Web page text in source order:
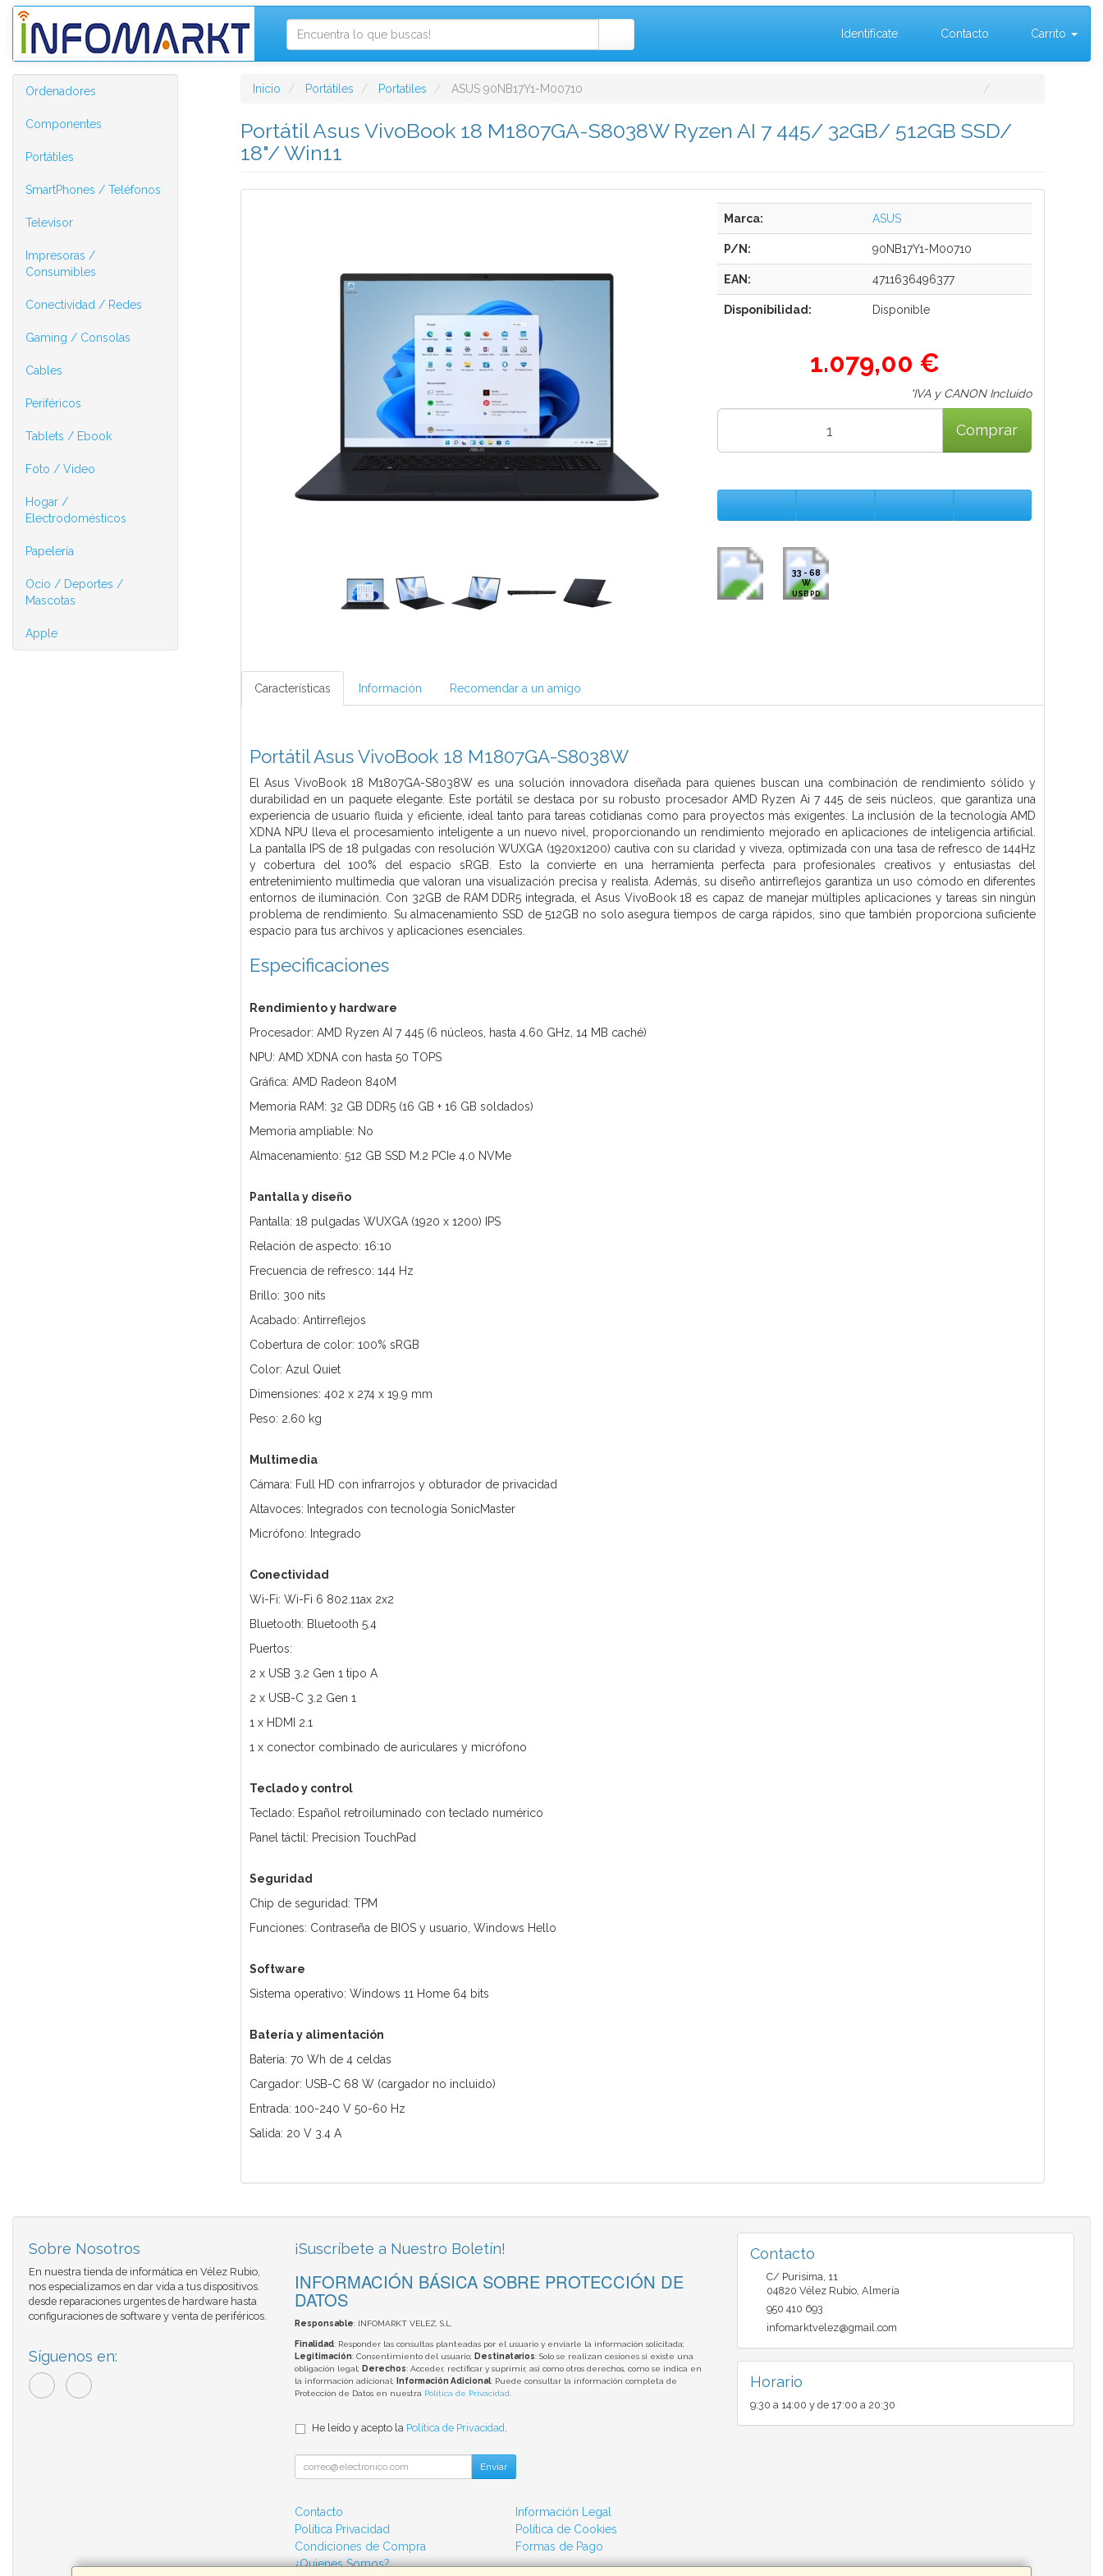
Identifícate Contacto Carrito
Ordenadores
Componentes
Portátiles
SmartPhones / Teléfonos
Televisor
Impresoras /
Consumibles
Conectividad / Redes
Gaming / Consolas
Cables
Periféricos
Tablets / Ebook
Foto / Video
Hogar /
Electrodomésticos
Papelería
Ocio / Deportes /
Mascotas
Apple
Inicio Portátiles Portatiles ASUS 90NB17Y1-M00710
Portátil Asus VivoBook 18 M1807GA-S8038W Ryzen AI 7 445/ 32GB/ 512GB SSD/
18"/ Win11
Marca: ASUS
P/N: 90NB17Y1-M00710
EAN: 4711636496377
Disponibilidad: Disponible
1.079,00 €
*IVA y CANON Incluido
Comprar
33 - 68
W
USB PD
Características Información Recomendar a un amigo
Portátil Asus VivoBook 18 M1807GA-S8038W
El Asus VivoBook 18 M1807GA-S8038W es una solución innovadora diseñada para quienes buscan una combinación de rendimiento sólido y
durabilidad en un paquete elegante. Este portátil se destaca por su robusto procesador AMD Ryzen Ai 7 445 de seis núcleos, que garantiza una
experiencia de usuario fluida y eficiente, ideal tanto para tareas cotidianas como para proyectos más exigentes. La inclusión de la tecnología AMD
XDNA NPU lleva el procesamiento inteligente a un nuevo nivel, proporcionando un rendimiento mejorado en aplicaciones de inteligencia artificial.
La pantalla IPS de 18 pulgadas con resolución WUXGA (1920x1200) cautiva con su claridad y viveza, optimizada con una tasa de refresco de 144Hz
y cobertura del 100% del espacio sRGB. Esto la convierte en una herramienta perfecta para profesionales creativos y entusiastas del
entretenimiento multimedia que valoran una visualización precisa y realista. Además, su diseño antirreflejos garantiza un uso cómodo en diferentes
entornos de iluminación. Con 32GB de RAM DDR5 integrada, el Asus VivoBook 18 es capaz de manejar múltiples aplicaciones y tareas sin ningún
problema de rendimiento. Su almacenamiento SSD de 512GB no solo asegura tiempos de carga rápidos, sino que también proporciona suficiente
espacio para tus archivos y aplicaciones esenciales.
Especificaciones
Rendimiento y hardware
Procesador: AMD Ryzen AI 7 445 (6 núcleos, hasta 4.60 GHz, 14 MB caché)
NPU: AMD XDNA con hasta 50 TOPS
Gráfica: AMD Radeon 840M
Memoria RAM: 32 GB DDR5 (16 GB + 16 GB soldados)
Memoria ampliable: No
Almacenamiento: 512 GB SSD M.2 PCIe 4.0 NVMe
Pantalla y diseño
Pantalla: 18 pulgadas WUXGA (1920 x 1200) IPS
Relación de aspecto: 16:10
Frecuencia de refresco: 144 Hz
Brillo: 300 nits
Acabado: Antirreflejos
Cobertura de color: 100% sRGB
Color: Azul Quiet
Dimensiones: 402 x 274 x 19.9 mm
Peso: 2.60 kg
Multimedia
Cámara: Full HD con infrarrojos y obturador de privacidad
Altavoces: Integrados con tecnología SonicMaster
Micrófono: Integrado
Conectividad
Wi-Fi: Wi-Fi 6 802.11ax 2x2
Bluetooth: Bluetooth 5.4
Puertos:
2 x USB 3.2 Gen 1 tipo A
2 x USB-C 3.2 Gen 1
1 x HDMI 2.1
1 x conector combinado de auriculares y micrófono
Teclado y control
Teclado: Español retroiluminado con teclado numérico
Panel táctil: Precision TouchPad
Seguridad
Chip de seguridad: TPM
Funciones: Contraseña de BIOS y usuario, Windows Hello
Software
Sistema operativo: Windows 11 Home 64 bits
Batería y alimentación
Batería: 70 Wh de 4 celdas
Cargador: USB-C 68 W (cargador no incluido)
Entrada: 100-240 V 50-60 Hz
Salida: 20 V 3.4 A
Sobre Nosotros
En nuestra tienda de informática en Vélez Rubio,
nos especializamos en dar vida a tus dispositivos.
desde reparaciones urgentes de hardware hasta
configuraciones de software y venta de periféricos.
Síguenos en:
¡Suscríbete a Nuestro Boletín!
INFORMACIÓN BÁSICA SOBRE PROTECCIÓN DE
DATOS
Responsable: INFOMARKT VELEZ, S.L.
Finalidad: Responder las consultas planteadas por el usuario y enviarle la información solicitada;
Legitimación: Consentimiento del usuario; Destinatarios: Solo se realizan cesiones si existe una
obligación legal; Derechos: Acceder, rectificar y suprimir, así como otros derechos, como se indica en
la información adicional;
Información Adicional: Puede consultar la información completa de
Protección de Datos en nuestra Política de Privacidad.
He leído y acepto la Política de Privacidad.
Enviar
Contacto
Información Legal
Política Privacidad
Política de Cookies
Condiciones de Compra
Formas de Pago
¿Quienes Somos?
Contacto
C/ Purisima, 11
04820 Vélez Rubio, Almería
950 410 693
infomarktvelez@gmail.com
Horario
9:30 a 14:00 y de 17:00 a 20:30